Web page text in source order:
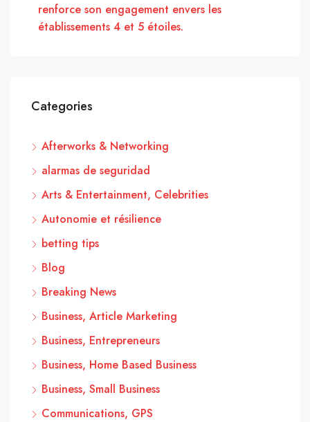
renforce son engagement envers les
établissements 4 et 5 étoiles.
Categories
Afterworks & Networking
alarmas de seguridad
Arts & Entertainment, Celebrities
Autonomie et résilience
betting tips
Blog
Breaking News
Business, Article Marketing
Business, Entrepreneurs
Business, Home Based Business
Business, Small Business
Communications, GPS